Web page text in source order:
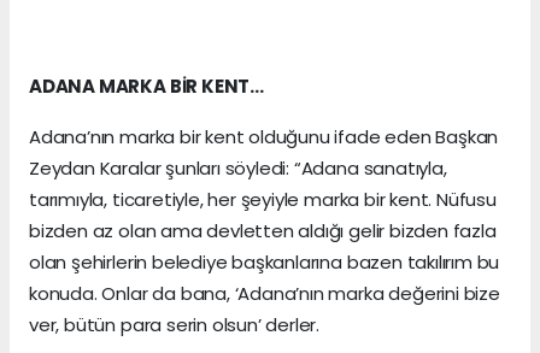
ADANA MARKA BİR KENT…
Adana’nın marka bir kent olduğunu ifade eden Başkan
Zeydan Karalar şunları söyledi: “Adana sanatıyla,
tarımıyla, ticaretiyle, her şeyiyle marka bir kent. Nüfusu
bizden az olan ama devletten aldığı gelir bizden fazla
olan şehirlerin belediye başkanlarına bazen takılırım bu
konuda. Onlar da bana, ‘Adana’nın marka değerini bize
ver, bütün para serin olsun’ derler.